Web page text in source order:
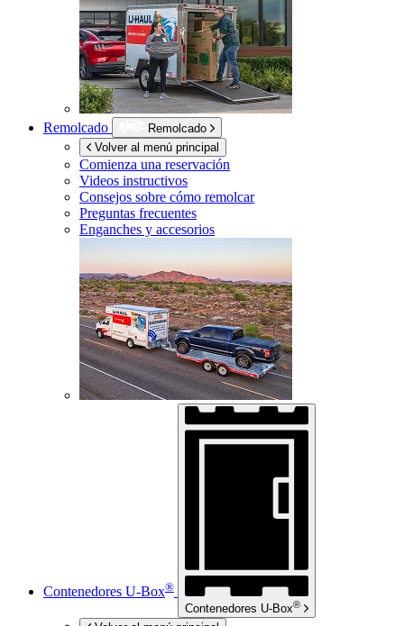
Remolcado
Remolcado
Volver al menú principal
Comienza una reservación
Videos instructivos
Consejos sobre cómo remolcar
Preguntas frecuentes
Enganches y accesorios
Contenedores U-Box®
Contenedores U-Box®